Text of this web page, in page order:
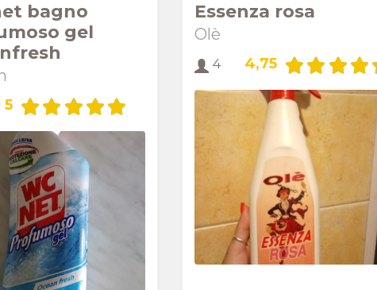
bagno
gel
5
Essenza rosa
Olè
4 4,75